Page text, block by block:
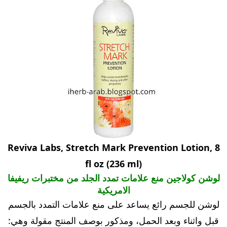
Reviva Labs, Stretch Mark Prevention Lotion, 8
fl oz (236 ml)
لوشن كولاجين منع علامات تمدد الجلد من مختبرات ريفيفا
الامريكية
لوشن للجسم رائع يساعد على منع علامات التمدد بالجسم
قبل واثناء وبعد الحمل، ومذكور بوصف المنتج مقولة وهي: